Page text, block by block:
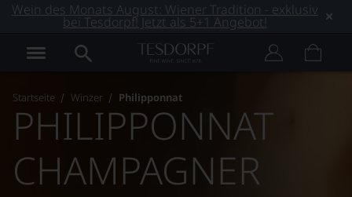
Wein des Monats August: Wiener Tradition - exklusiv
bei Tesdorpf! Jetzt als 5+1 Angebot!
Startseite Winzer Philipponnat
PHILIPPONNAT
CHAMPAGNER